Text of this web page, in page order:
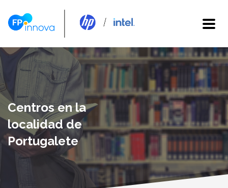
Centros en la
localidad de
Portugalete